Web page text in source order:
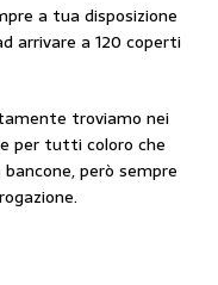
a tua disposizione
arrivare a 120 coperti
troviamo nei
per tutti coloro che
però sempre